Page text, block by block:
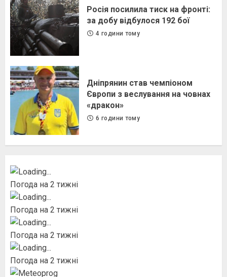
Росія посилила тиск на фронті:
за добу відбулося 192 бої
4 години тому
Дніпрянин став чемпіоном
Європи з веслування на човнах
«дракон»
6 години тому
Погода на 2 тижні
Погода на 2 тижні
Погода на 2 тижні
Погода на 2 тижні